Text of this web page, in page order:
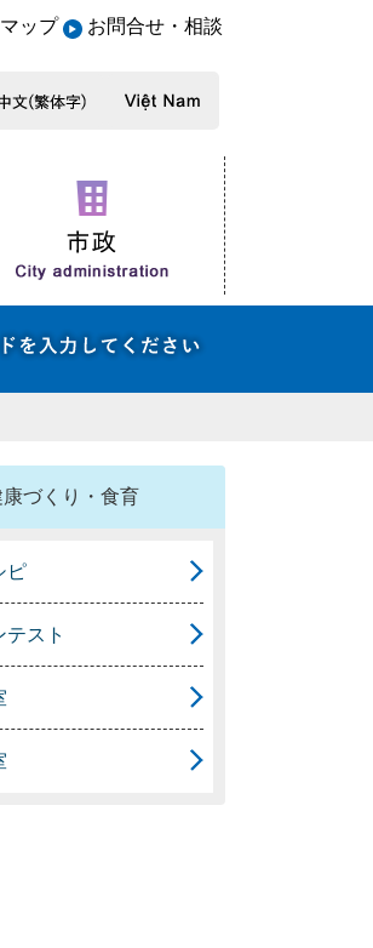
ップ お問合せ・相談
康づくり・食育
ピ
テスト